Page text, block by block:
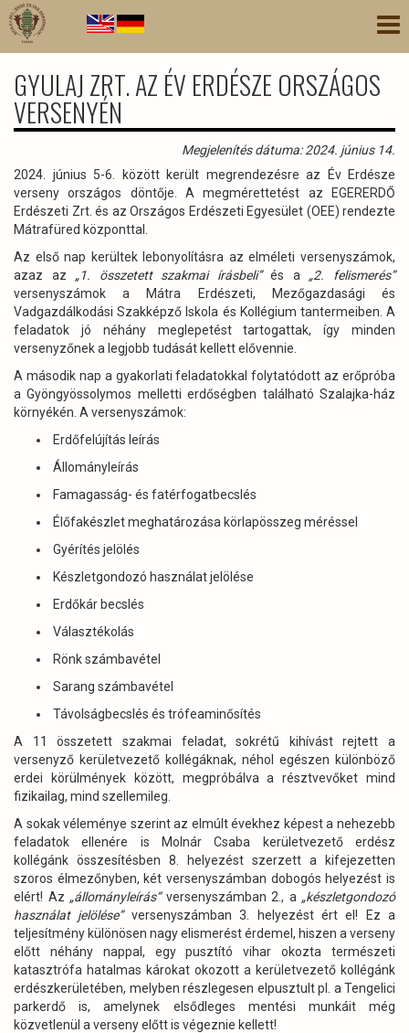
Ugrás
tartalomra
GYULAJ ZRT. AZ ÉV ERDÉSZE ORSZÁGOS
VERSENYÉN
Megjelenítés dátuma: 2024. június 14.
2024. június 5-6. között került megrendezésre az Év Erdésze
verseny országos döntője. A megmérettetést az EGERERDŐ
Erdészeti Zrt. és az Országos Erdészeti Egyesület (OEE) rendezte
Mátrafüred központtal.
Az első nap kerültek lebonyolításra az elméleti versenyszámok,
azaz az „1. összetett szakmai írásbeli”és a „2. felismerés”
versenyszámok a Mátra Erdészeti, Mezőgazdasági és
Vadgazdálkodási Szakképző Iskola és Kollégium tantermeiben. A
feladatok jó néhány meglepetést tartogattak, így minden
versenyzőnek a legjobb tudását kellett elővennie.
A második nap a gyakorlati feladatokkal folytatódott az erőpróba
a Gyöngyössolymos melletti erdőségben található Szalajka-ház
környékén. A versenyszámok:
Erdőfelújítás leírás
Állományleírás
Famagasság- és fatérfogatbecslés
Élőfakészlet meghatározása körlapösszeg méréssel
Gyérítés jelölés
Készletgondozó használat jelölése
Erdőkár becslés
Választékolás
Rönk számbavétel
Sarang számbavétel
Távolságbecslés és trófeaminősítés
A 11 összetett szakmai feladat, sokrétű kihívást rejtett a
versenyző kerületvezető kollégáknak, néhol egészen különböző
erdei körülmények között, megpróbálva a résztvevőket mind
fizikailag, mind szellemileg.
A sokak véleménye szerint az elmúlt évekhez képest a nehezebb
feladatok ellenére is Molnár Csaba kerületvezető erdész
kollégánk összesítésben 8. helyezést szerzett a kifejezetten
szoros élmezőnyben, két versenyszámban dobogós helyezést is
elért! Az „állományleírás” versenyszámban 2., a „készletgondozó
használat jelölése” versenyszámban 3. helyezést ért el! Ez a
teljesítmény különösen nagy elismerést érdemel, hiszen a verseny
előtt néhány nappal, egy pusztító vihar okozta természeti
katasztrófa hatalmas károkat okozott a kerületvezető kollégánk
erdészkerületében, melyben részlegesen elpusztult pl. a Tengelici
parkerdő is, amelynek elsődleges mentési munkáit még
közvetlenül a verseny előtt is végeznie kellett!